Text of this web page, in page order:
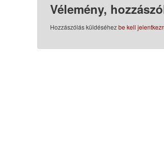
Vélemény,
Hozzászólás küldéséhezbe kell